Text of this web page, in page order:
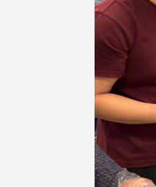
校友會活動 (海